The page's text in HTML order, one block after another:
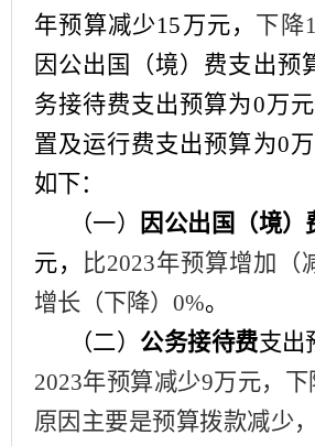
年预算减少15万元， 下降
因公出国（境）费支出预
务接待费支出预算为0万
置及运行费支出预算为0
如下：
（一）
因公出国（境）
元，
比2023年预算增加（
增长（下降） 0%。
（二） 公务接待费支出
2023年预算减少9万元，下
原因主要是预算拨款减少